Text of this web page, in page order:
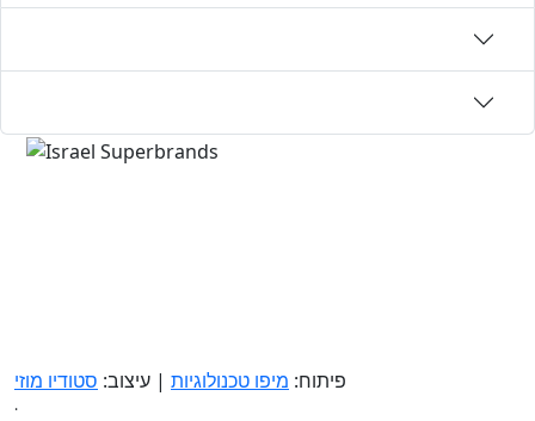
פיתוח: מיפו טכנולוגיות | עיצוב: סטודיו מוזי
.